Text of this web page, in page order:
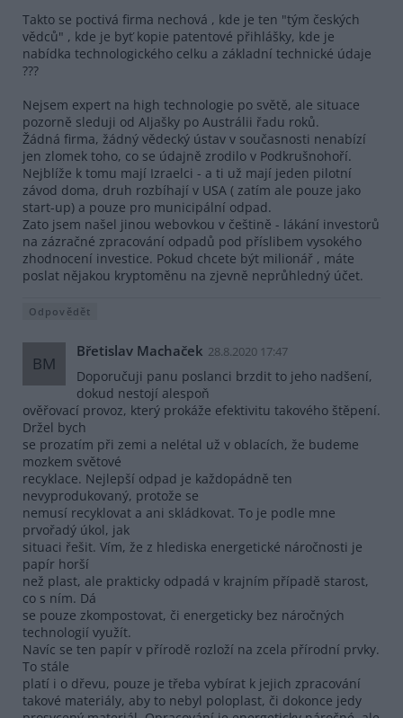
Takto se poctivá firma nechová , kde je ten "tým českých
vědců" , kde je byť kopie patentové přihlášky, kde je
nabídka technologického celku a základní technické údaje
???
Nejsem expert na high technologie po světě, ale situace
pozorně sleduji od Aljašky po Austrálii řadu roků.
Žádná firma, žádný vědecký ústav v současnosti nenabízí
jen zlomek toho, co se údajně zrodilo v Podkrušnohoří.
Nejblíže k tomu mají Izraelci - a ti už mají jeden pilotní
závod doma, druh rozbíhají v USA ( zatím ale pouze jako
start-up) a pouze pro municipální odpad.
Zato jsem našel jinou webovkou v češtině - lákání investorů
na zázračné zpracování odpadů pod příslibem vysokého
zhodnocení investice. Pokud chcete být milionář , máte
poslat nějakou kryptoměnu na zjevně neprůhledný účet.
Odpovědět
BM
Břetislav Machaček 28.8.2020 17:47
Doporučuji panu poslanci brzdit to jeho nadšení,
dokud nestojí alespoň
ověřovací provoz, který prokáže efektivitu takového štěpení.
Držel bych
se prozatím při zemi a nelétal už v oblacích, že budeme
mozkem světové
recyklace. Nejlepší odpad je každopádně ten
nevyprodukovaný, protože se
nemusí recyklovat a ani skládkovat. To je podle mne
prvořadý úkol, jak
situaci řešit. Vím, že z hlediska energetické náročnosti je
papír horší
než plast, ale prakticky odpadá v krajním případě starost,
co s ním. Dá
se pouze zkompostovat, či energeticky bez náročných
technologií využít.
Navíc se ten papír v přírodě rozloží na zcela přírodní prvky.
To stále
platí i o dřevu, pouze je třeba vybírat k jejich zpracování
takové materiály, aby to nebyl poloplast, či dokonce jedy